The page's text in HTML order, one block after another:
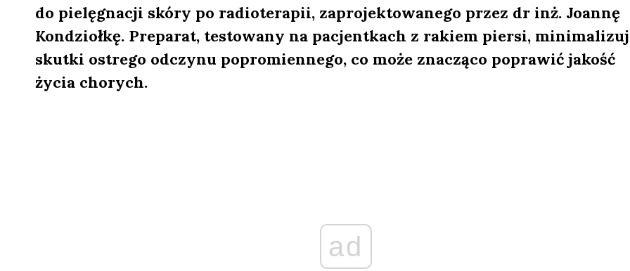
do pielęgnacji skóry po radioterapii, zaprojektowanego przez dr inż. Joannę
Kondziołkę. Preparat, testowany na pacjentkach z rakiem piersi,
skutki ostrego odczynu popromiennego, co może znacząco poprawić jakość
życia chorych.
ad